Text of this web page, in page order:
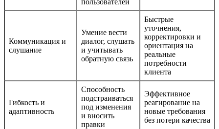
Коммуникация и
слушание
Умение вести
диалог, слушать
и учитывать
обратную связь
Быстрые
уточнения,
корректировки и
ориентация на
реальные
потребности
клиента
Гибкость и
адаптивность
Способность
подстраиваться
под изменения
и вносить
правки
Эффективное
реагирование на
новые требования
без потери качества